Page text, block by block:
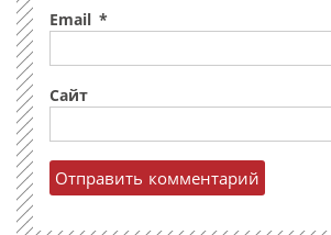
Email *
Сайт